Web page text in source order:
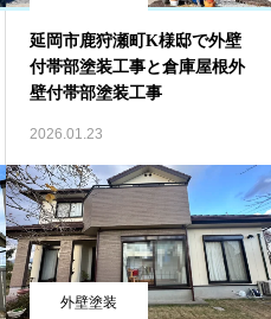
延岡市鹿狩瀬町K様邸で外壁
付帯部塗装工事と倉庫屋根外
壁付帯部塗装工事
2026.01.23
外壁塗装